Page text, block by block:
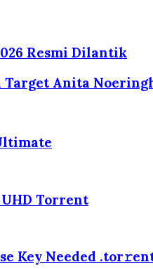
Resmi Dilantik
Target Anita
UHD Torrent
Key Needed